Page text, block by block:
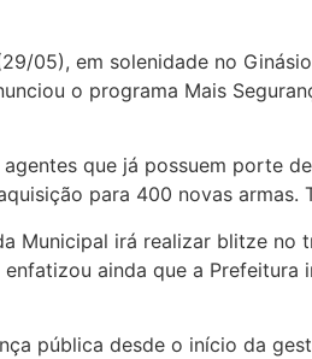
05), em solenidade no
o programa Mais
que já possuem porte
para 400 novas
Municipal irá realizar blitze
ainda que a Prefeitura
pública desde o início da